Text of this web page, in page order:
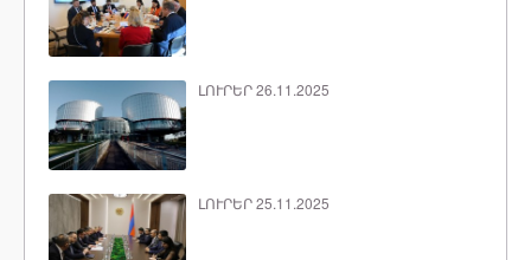
ԼՈՒՐԵՐ 26.11.2025
ԼՈՒՐԵՐ 25.11.2025